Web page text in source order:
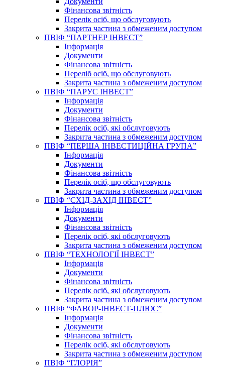
Фінансова звітність
Перелік осіб, що обслуговують
Закрита частина з обмеженим доступом
ПВІФ “ПАРТНЕР ІНВЕСТ”
Інформація
Документи
Фінансова звітність
Переліб осіб, що обслуговують
Закрита частина з обмеженим доступом
ПВІФ “ПАРУС ІНВЕСТ”
Інформація
Документи
Фінансова звітність
Перелік осіб, які обслуговують
Закрита частина з обмеженим доступом
ПВІФ “ПЕРША ІНВЕСТИЦІЙНА ГРУПА”
Інформація
Документи
Фінансова звітність
Перелік осіб, що обслуговують
Закрита частина з обмеженим доступом
ПВІФ “СХІД-ЗАХІД ІНВЕСТ”
Інформація
Документи
Фінансова звітність
Перелік осіб, які обслуговують
Закрита частина з обмеженим доступом
ПВІФ “ТЕХНОЛОГІЇ ІНВЕСТ”
Інформація
Документи
Фінансова звітність
Перелік осіб, які обслуговують
Закрита частина з обмеженим доступом
ПВІФ “ФАВОР-ІНВЕСТ-ПЛЮС”
Інформація
Документи
Фінансова звітність
Перелік осіб, які обслуговують
Закрита частина з обмеженим доступом
ПВІФ “ГЛОРІЯ”